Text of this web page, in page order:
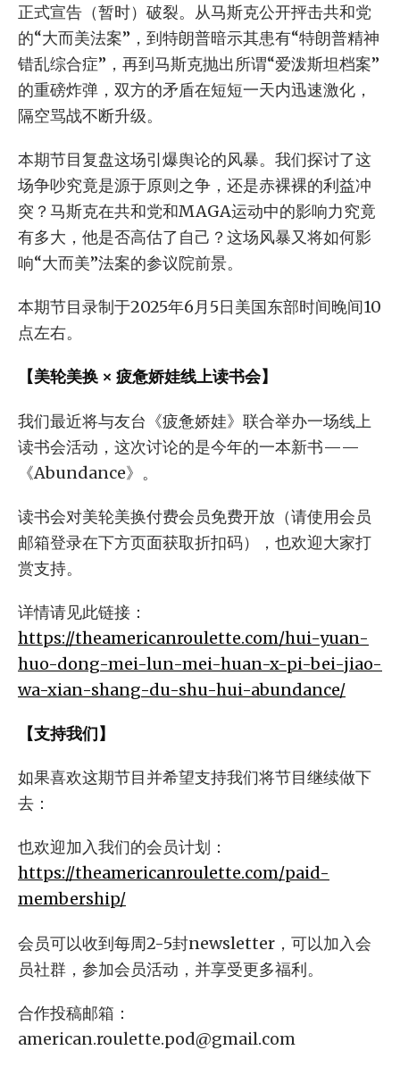
正式宣告（暂时）破裂。从马斯克公开抨击共和党
的“大而美法案”，到特朗普暗示其患有“特朗普精神
错乱综合症”，再到马斯克抛出所谓“爱泼斯坦档案”
的重磅炸弹，双方的矛盾在短短一天内迅速激化，
隔空骂战不断升级。
本期节目复盘这场引爆舆论的风暴。我们探讨了这
场争吵究竟是源于原则之争，还是赤裸裸的利益冲
突？马斯克在共和党和MAGA运动中的影响力究竟
有多大，他是否高估了自己？这场风暴又将如何影
响“大而美”法案的参议院前景。
本期节目录制于2025年6月5日美国东部时间晚间10
点左右。
【美轮美换 × 疲惫娇娃线上读书会】
我们最近将与友台《疲惫娇娃》联合举办一场线上
读书会活动，这次讨论的是今年的一本新书——
《Abundance》。
读书会对美轮美换付费会员免费开放（请使用会员
邮箱登录在下方页面获取折扣码），也欢迎大家打
赏支持。
详情请见此链接：
https://theamericanroulette.com/hui-yuan-
huo-dong-mei-lun-mei-huan-x-pi-bei-jiao-
wa-xian-shang-du-shu-hui-abundance/
【支持我们】
如果喜欢这期节目并希望支持我们将节目继续做下
去：
也欢迎加入我们的会员计划：
https://theamericanroulette.com/paid-
membership/
会员可以收到每周2-5封newsletter，可以加入会
员社群，参加会员活动，并享受更多福利。
合作投稿邮箱：
american.roulette.pod@gmail.com